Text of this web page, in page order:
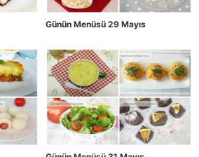
Günün Menüsü 29 Mayıs